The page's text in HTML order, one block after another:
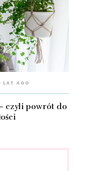
LAT AGO
czyli powrót do